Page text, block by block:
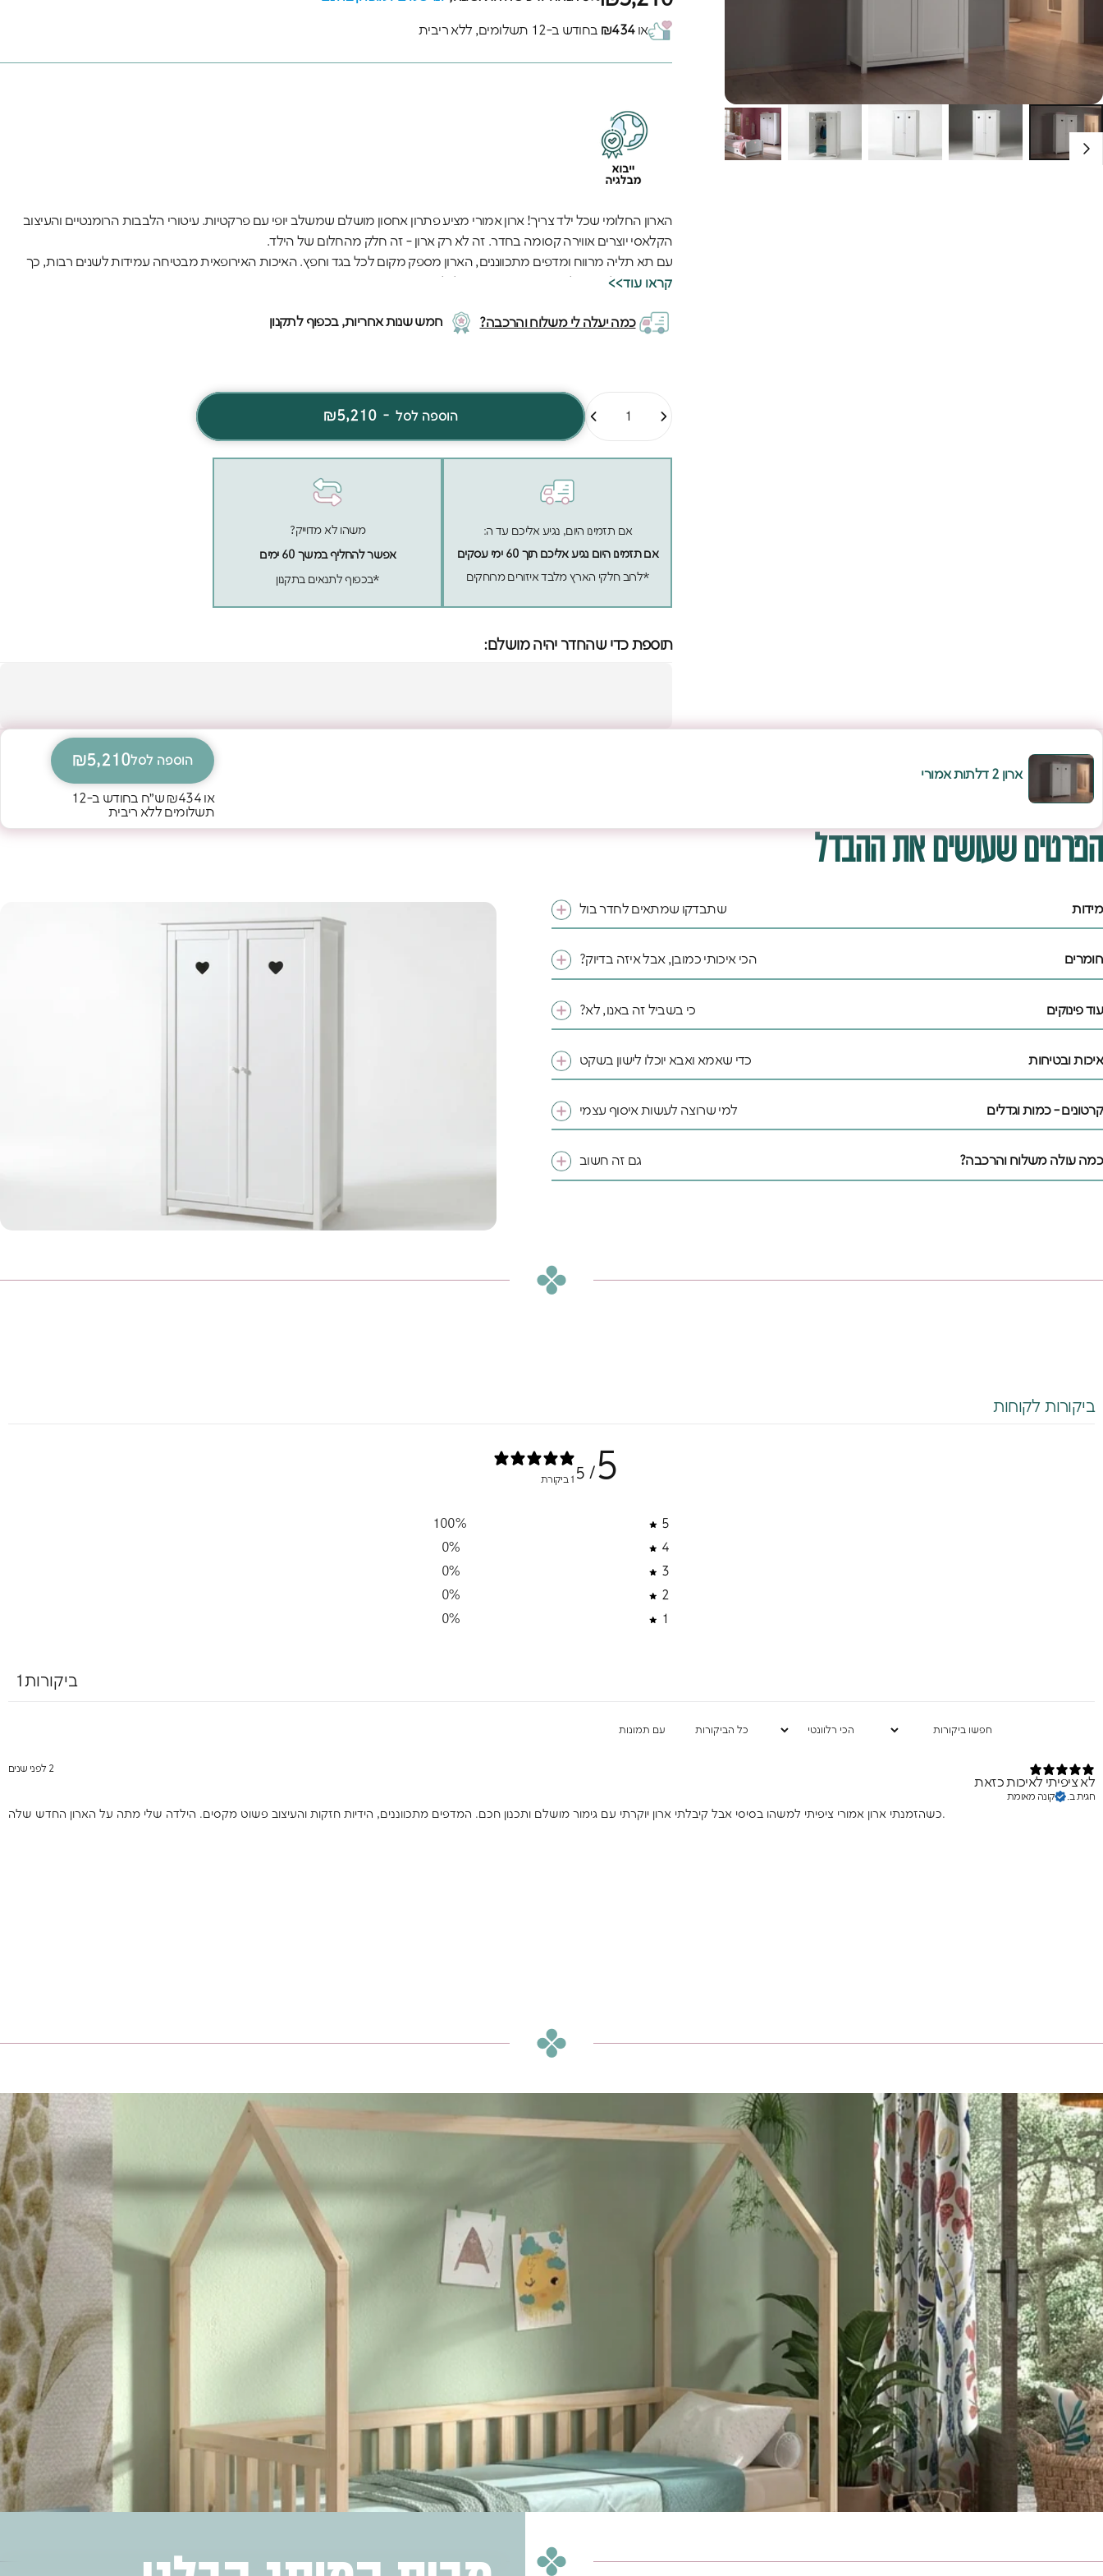
או₪434 בחודש ב-12 תשלומים, ללא ריבית
הארון החלומי שכל ילד צריך! ארון אמורי מציע פתרון אחסון מושלם שמשלב יופי עם פרקטיות. עיטורי הלבבות הרומנטיים והעיצוב
הקלאסי יוצרים אווירה קסומה בחדר. זה לא רק ארון - זה חלק מהחלום של הילד.
עם תא תליה מרווח ומדפים מתכווננים, הארון מספק מקום לכל בגד וחפץ. האיכות האירופאית מבטיחה עמידות לשנים רבות, כך
שהארון יגדל עם הילד ויישאר יפה ופונקציונלי לאורך זמן.
<<קראו עוד
כמה יעלה לי משלוח והרכבה? חמש שנות אחריות, בכפוף לתקנון
הוספה לסל-
₪5,210
אם תזמינו היום, נגיע אליכם עד ה:
אם תזמינו היום נגיע אליכם תוך 60 ימי עסקים
*לרוב חלקי הארץ מלבד איזורים מרוחקים
משהו לא מדוייק?
אפשר להחליף במשך 60 ימים
*בכפוף לתנאים בתקנון
תוספת כדי שהחדר יהיה מושלם:
ארון 2 דלתות אמורי
הוספה לסל₪5,210
או₪434
ש״ח בחודש ב-12
תשלומים ללא ריבית
הפרטים שעושים את ההבדל
מידות שתבדקו שמתאים לחדר בול
חומרים הכי איכותי כמובן, אבל איזה בדיוק?
עוד פינוקים כי בשביל זה באנו, לא?
איכות ובטיחות כדי שאמא ואבא יוכלו לישון בשקט
קרטונים - כמות וגדלים למי שרוצה לעשות איסוף עצמי
כמה עולה משלוח והרכבה? גם זה חשוב
ביקורות לקוחות
5
/ 5 1 ביקורת
5
100%
4
0%
3
0%
2
0%
1
0%
ביקורות1
עם תמונות
2 לפני שנים
לא ציפיתי לאיכות כזאת
חגית ב. קונה מאומת
כשהזמנתי ארון אמורי ציפיתי למשהו בסיסי אבל קיבלתי ארון יוקרתי עם גימור מושלם ותכנון חכם. המדפים מתכווננים, הידיות חזקות והעיצוב פשוט מקסים. הילדה שלי מתה על הארון החדש שלה.
אנחנו מאמינים שלכל ילד וילדה מגיע מרחב
Phone:
הסכמה לקבל מבצעים
אני מסכימה לקבל מבצעים ומסרים
בשליחת הטופס את/ה מאשר/ת את
הפרטיות